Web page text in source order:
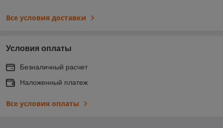
Все условия доставки
Условия оплаты
Безналичный расчет
Наложенный платеж
Все условия оплаты